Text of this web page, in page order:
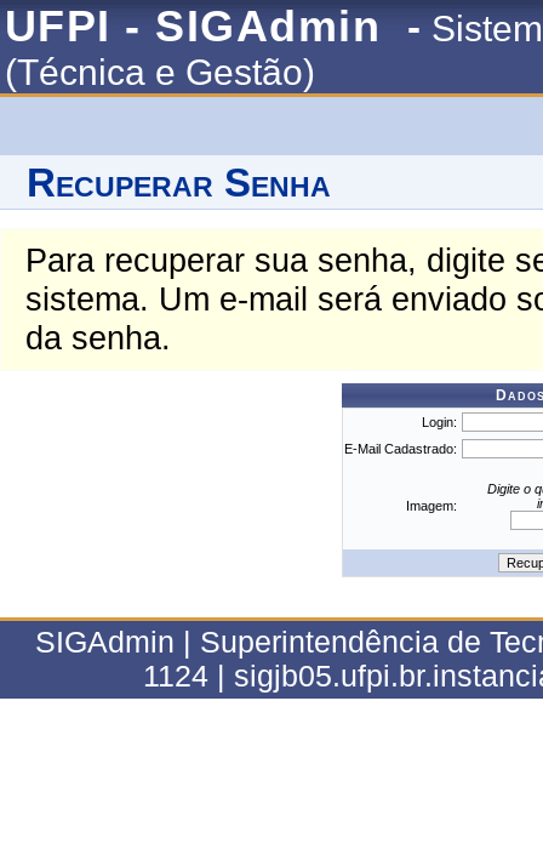
UFPI - SIGAdmin -
(Técnica e Gestão)
Recuperar Senha
Para recuperar sua senha, digite
sistema. Um e-mail será enviado
da senha.
Login:
E-Mail Cadastrado:
Imagem:
Digite o
SIGAdmin | Superintendência de
1124 |